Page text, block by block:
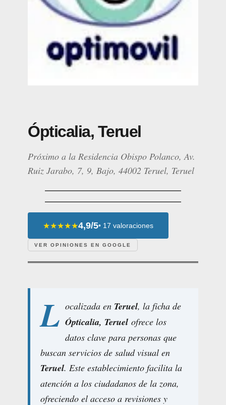
Ópticalia, Teruel
Próximo a la Residencia Obispo Polanco, Av.
Ruiz Jarabo, 7, 9, Bajo, 44002 Teruel, Teruel
★★★★★4,9/5• 17 valoraciones
VER OPINIONES EN GOOGLE
L ocalizada en Teruel, la ficha de
Ópticalia, Teruel ofrece los
datos clave para personas que
buscan servicios de salud visual en
Teruel. Este establecimiento facilita la
atención a los ciudadanos de la zona,
ofreciendo el acceso a revisiones y